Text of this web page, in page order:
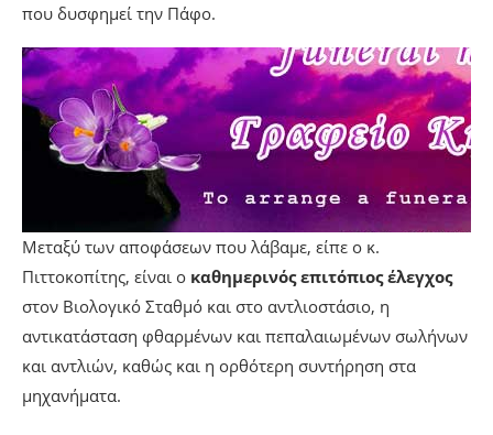
που δυσφημεί την Πάφο.
Μεταξύ των αποφάσεων που λάβαμε, είπε ο κ.
Πιττοκοπίτης, είναι ο καθημερινός επιτόπιος έλεγχος
στον Βιολογικό Σταθμό και στο αντλιοστάσιο, η
αντικατάσταση φθαρμένων και πεπαλαιωμένων σωλήνων
και αντλιών, καθώς και η ορθότερη συντήρηση στα
μηχανήματα.